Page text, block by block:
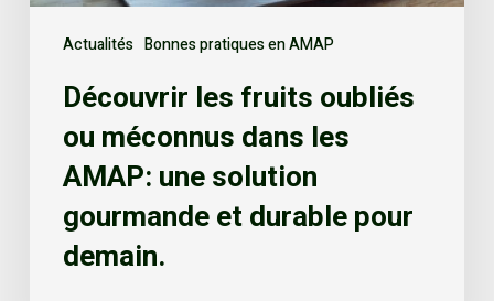
Actualités Bonnes pratiques en AMAP
Découvrir les fruits oubliés
ou méconnus dans les
AMAP: une solution
gourmande et durable pour
demain.